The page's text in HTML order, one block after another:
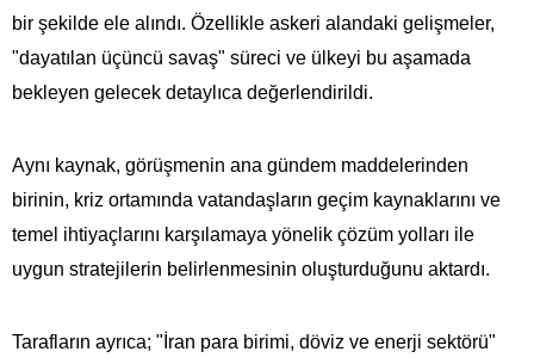
bir şekilde ele alındı. Özellikle askeri alandaki gelişmeler,
"dayatılan üçüncü savaş" süreci ve ülkeyi bu aşamada
bekleyen gelecek detaylıca değerlendirildi.
Aynı kaynak, görüşmenin ana gündem maddelerinden
birinin, kriz ortamında vatandaşların geçim kaynaklarını ve
temel ihtiyaçlarını karşılamaya yönelik çözüm yolları ile
uygun stratejilerin belirlenmesinin oluşturduğunu aktardı.
Tarafların ayrıca; "İran para birimi, döviz ve enerji sektörü"